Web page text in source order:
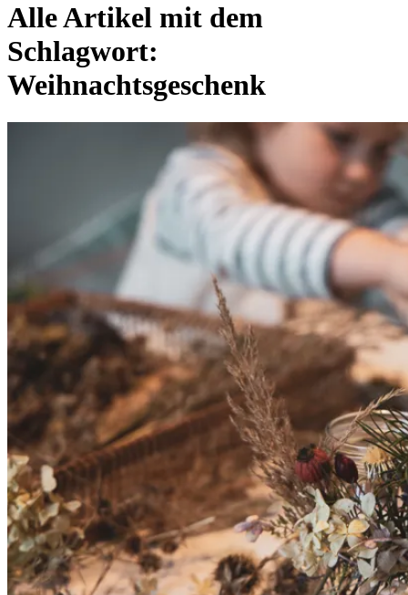
Alle Artikel mit dem
Schlagwort:
Weihnachtsgeschenk